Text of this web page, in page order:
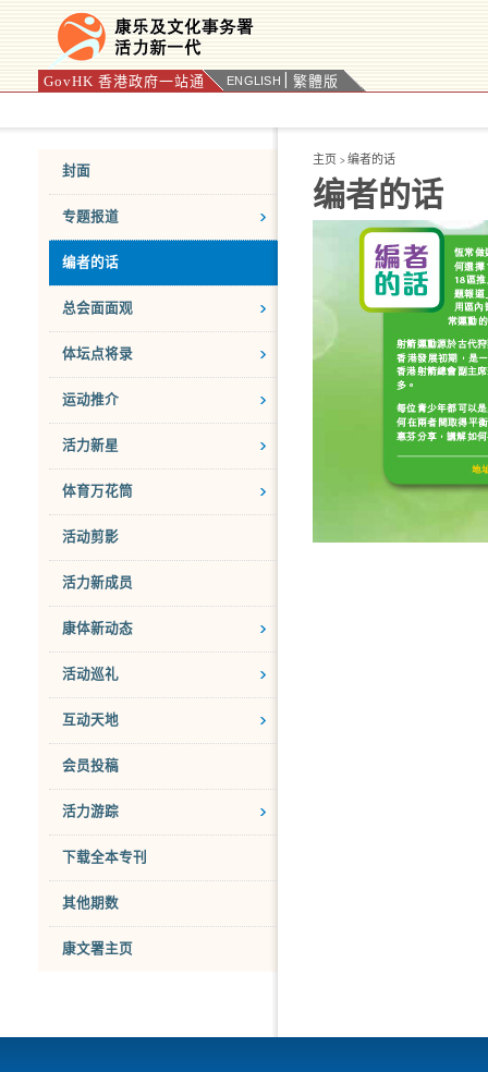
GovHK 香港政府一站通 ENGLISH 繁體版
封面
专题报道
编者的话
总会面面观
体坛点将录
运动推介
活力新星
体育万花筒
活动剪影
活力新成员
康体新动态
活动巡礼
互动天地
会员投稿
活力游踪
下载全本专刊
其他期数
康文署主页
主页 > 编者的话
编者的话